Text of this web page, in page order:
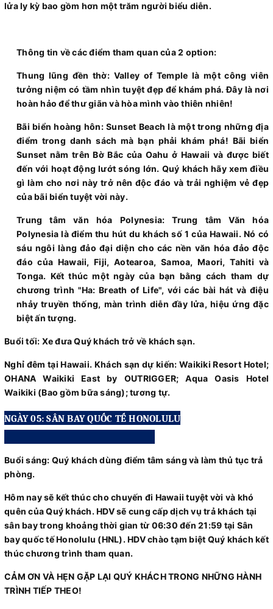
lửa ly kỳ bao gồm hơn một trăm người biểu diễn.
Thông tin về các điểm tham quan của 2 option:
Thung lũng đền thờ: Valley of Temple là một công viên
tưởng niệm có tầm nhìn tuyệt đẹp để khám phá. Đây là nơi
hoàn hảo để thư giãn và hòa mình vào thiên nhiên!
Bãi biển hoàng hôn: Sunset Beach là một trong những địa
điểm trong danh sách mà bạn phải khám phá! Bãi biển
Sunset nằm trên Bờ Bắc của Oahu ở Hawaii và được biết
đến với hoạt động lướt sóng lớn. Quý khách hãy xem điều
gì làm cho nơi này trở nên độc đáo và trải nghiệm vẻ đẹp
của bãi biển tuyệt vời này.
Trung tâm văn hóa Polynesia: Trung tâm Văn hóa
Polynesia là điểm thu hút du khách số 1 của Hawaii. Nó có
sáu ngôi làng đảo đại diện cho các nền văn hóa đảo độc
đáo của Hawaii, Fiji, Aotearoa, Samoa, Maori, Tahiti và
Tonga. Kết thúc một ngày của bạn bằng cách tham dự
chương trình "Ha: Breath of Life", với các bài hát và điệu
nhảy truyền thống, màn trình diễn đầy lửa, hiệu ứng đặc
biệt ấn tượng.
Buổi tối: Xe đưa Quý khách trở về khách sạn.
Nghỉ đêm tại Hawaii. Khách sạn dự kiến: Waikiki Resort Hotel;
OHANA Waikiki East by OUTRIGGER; Aqua Oasis Hotel
Waikiki (Bao gồm bữa sáng); tương tự.
NGÀY 05: SÂN BAY QUỐC TẾ HONOLULU
Buổi sáng: Quý khách dùng điểm tâm sáng và làm thủ tục trả
phòng.
Hôm nay sẽ kết thúc cho chuyến đi Hawaii tuyệt vời và khó
quên của Quý khách. HDV sẽ cung cấp dịch vụ trả khách tại
sân bay trong khoảng thời gian từ 06:30 đến 21:59 tại Sân
bay quốc tế Honolulu (HNL). HDV chào tạm biệt Quý khách kết
thúc chương trình tham quan.
CẢM ƠN VÀ HẸN GẶP LẠI QUÝ KHÁCH TRONG NHỮNG HÀNH
TRÌNH TIẾP THEO!